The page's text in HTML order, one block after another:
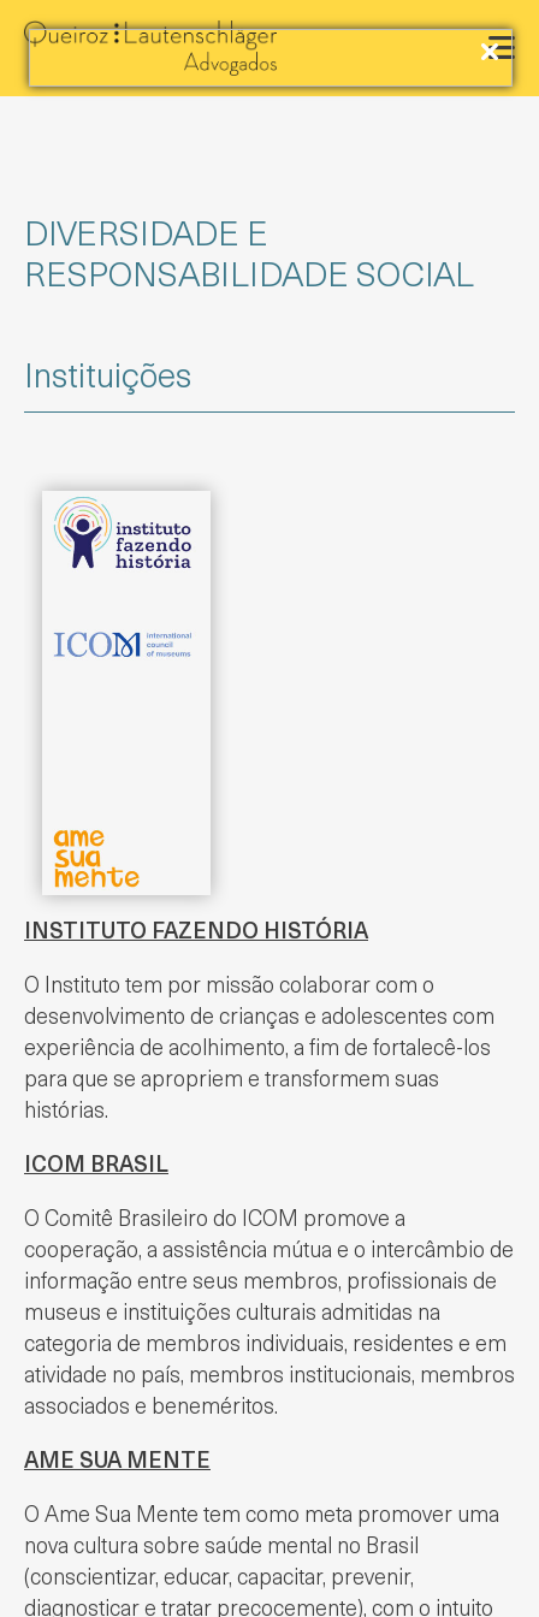
DIVERSIDADE E
RESPONSABILIDADE SOCIAL
Instituições
INSTITUTO FAZENDO HISTÓRIA
O Instituto tem por missão colaborar com o
desenvolvimento de crianças e adolescentes com
experiência de acolhimento, a fim de fortalecê-los
para que se apropriem e transformem suas
histórias.
ICOM BRASIL
O Comitê Brasileiro do ICOM promove a
cooperação, a assistência mútua e o intercâmbio de
informação entre seus membros, profissionais de
museus e instituições culturais admitidas na
categoria de membros individuais, residentes e em
atividade no país, membros institucionais, membros
associados e beneméritos.
AME SUA MENTE
O Ame Sua Mente tem como meta promover uma
nova cultura sobre saúde mental no Brasil
(conscientizar, educar, capacitar, prevenir,
diagnosticar e tratar precocemente), com o intuito